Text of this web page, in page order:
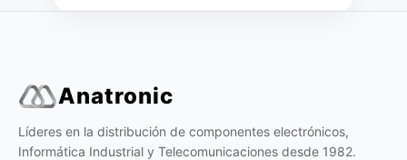
Anatronic
Líderes en la distribución de componentes electrónicos,
Informática Industrial y Telecomunicaciones desde 1982.